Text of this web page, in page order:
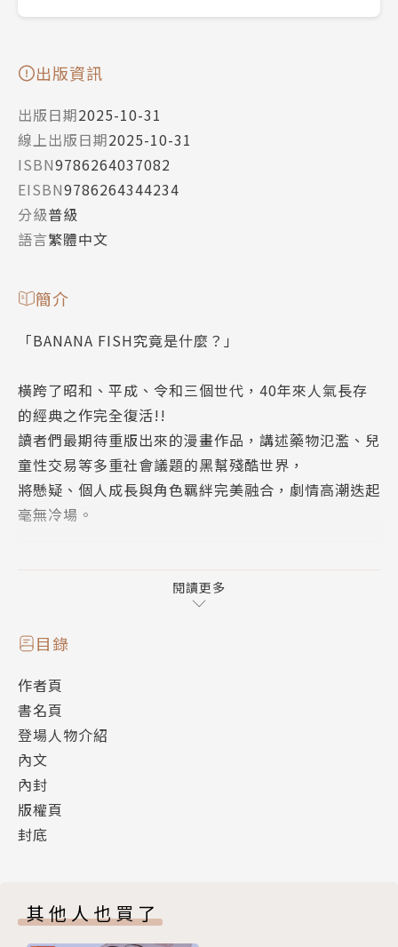
出版資訊
出版日期2025-10-31
線上出版日期2025-10-31
ISBN9786264037082
EISBN9786264344234
分級普級
語言繁體中文
簡介
「BANANA FISH究竟是什麼？」
橫跨了昭和、平成、令和三個世代，40年來人氣長存
的經典之作完全復活!!
讀者們最期待重版出來的漫畫作品，講述藥物氾濫、兒
童性交易等多重社會議題的黑幫殘酷世界，
將懸疑、個人成長與角色羈絆完美融合，劇情高潮迭起
毫無冷場。
✧吉田秋生早期代表作， 廣大讀者心中的經典神作、
敲碗不斷！
021年必看動畫第一名！
✧日本正式授權放大開本至25K，閱讀體驗再升級。
【劇情簡介】
「ＢＡＮＡＮＡ ＦＩＳＨ」是70年代初期，由多森
兄弟做出來的迷幻藥。藥效激烈，只要透過簡單的暗示
便能支配整個人格，讓對方最後不是自殺、便是形同廢
廢人，是因為被當成Ｂ．Ｆ的實驗品，於是偕同馬克斯
閱讀更多
目錄
作者頁
書名頁
登場人物介紹
內文
內封
版權頁
封底
其他人也買了